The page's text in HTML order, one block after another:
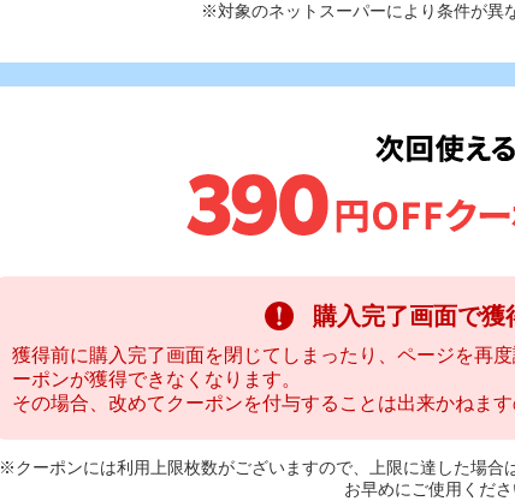
※対象のネットスーパーにより条件が異
購入完了画面で獲
獲得前に購入完了画面を閉じてしまったり、ページを再
ーポンが獲得できなくなります。
その場合、改めてクーポンを付与することは出来かねま
※クーポンには利用上限枚数がございますので、上限に達した場合
お早めにご使用くださ